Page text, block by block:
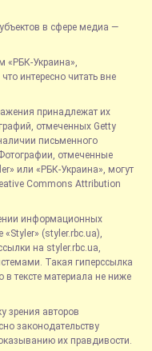
в сфере медиа —
«РБК-Украина»,
интересно читать вне
принадлежат их
отмеченных Getty
письменного
отмеченные
или «РБК-Украина», могут
Commons Attribution
информационных
(styler.rbc.ua),
на styler.rbc.ua,
Такая гиперссылка
тексте материала не ниже
зрения авторов
законодательству
их правдивости.